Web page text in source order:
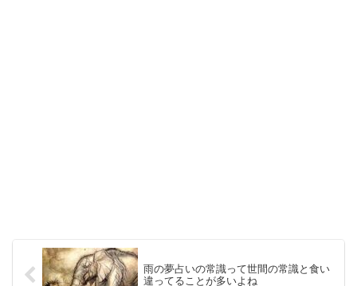
雨の夢占いの常識って世間の常識と食い
違ってることが多いよね